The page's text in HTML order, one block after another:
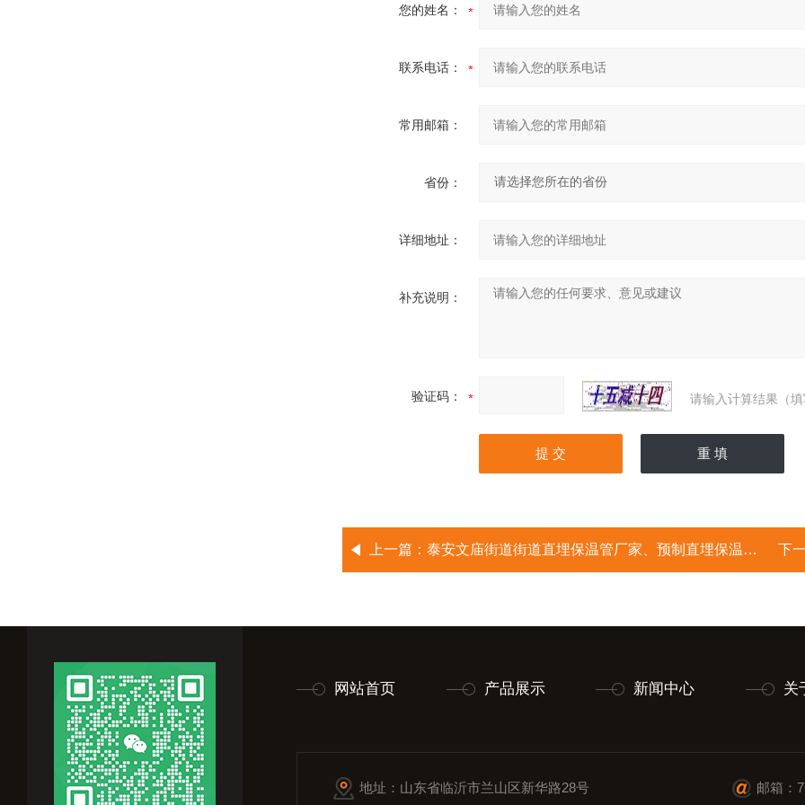
您的姓名：
联系电话：
常用邮箱：
省份：
详细地址：
补充说明：
验证码： 请输入计算结果（
上一篇： 泰安文庙街道街道直埋保温管厂家、预制直埋保温管价格、山东大城保温管 下
网站首页 产品展示 新闻中心 关
地址：山东省临沂市兰山区新华路28号 邮箱：